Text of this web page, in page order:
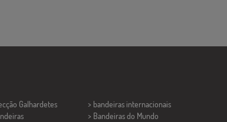
Galhardetes
> bandeiras internacionais
> Bandeiras do Mundo